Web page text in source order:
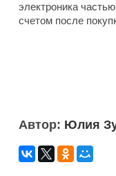
электроника
счетом после
Автор: Юлия